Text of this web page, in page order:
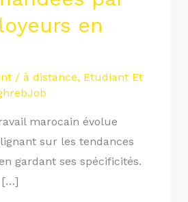
en
/ à distance, Etudiant Et
marocain évolue
sur les tendances
gardant ses spécificités.
[…]